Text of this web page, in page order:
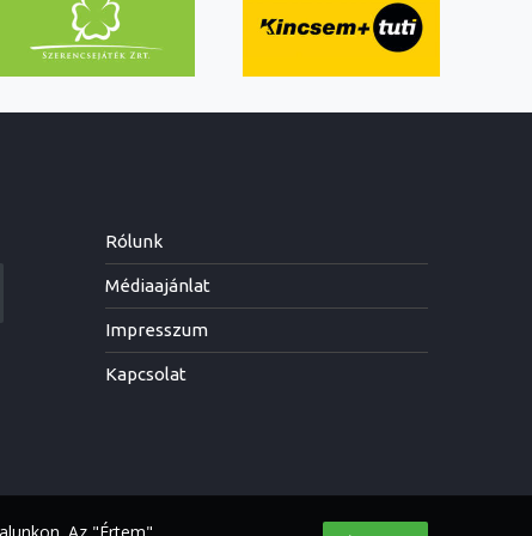
Rólunk
Médiaajánlat
Impresszum
Kapcsolat